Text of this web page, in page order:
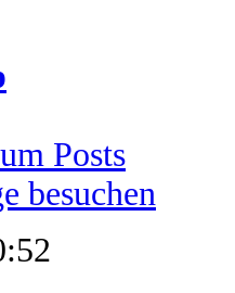
Posts
besuchen